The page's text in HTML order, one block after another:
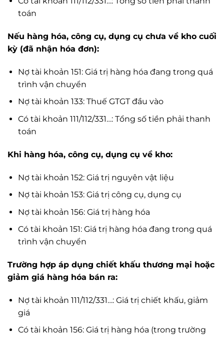
toán
Nếu hàng hóa, công cụ, dụng cụ chưa về kho cuối
kỳ (đã nhận hóa đơn):
Nợ tài khoản 151: Giá trị hàng hóa đang trong quá
trình vận chuyển
Nợ tài khoản 133: Thuế GTGT đầu vào
Có tài khoản 111/112/331…: Tổng số tiền phải thanh
toán
Khi hàng hóa, công cụ, dụng cụ về kho:
Nợ tài khoản 152: Giá trị nguyên vật liệu
Nợ tài khoản 153: Giá trị công cụ, dụng cụ
Nợ tài khoản 156: Giá trị hàng hóa
Có tài khoản 151: Giá trị hàng hóa đang trong quá
trình vận chuyển
Trường hợp áp dụng chiết khấu thương mại hoặc
giảm giá hàng hóa bán ra:
Nợ tài khoản 111/112/331…: Giá trị chiết khấu, giảm
giá
Có tài khoản 156: Giá trị hàng hóa (trong trường